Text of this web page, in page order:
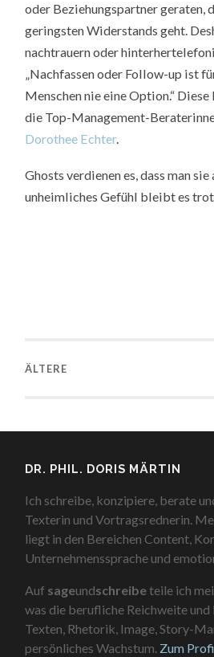
oder Beziehungspartner geraten,
geringsten Widerstands geht.
nachtrauern oder
„Nachfassen oder Follow-up ist
Menschen nie eine Option.“
die Top-Management-
Dorothee Echter.
Ghosts verdienen es, dass man
unheimliches Gefühl bleibt es
ÄLTERE
DR. PHIL. DORIS MÄRTIN
Ich schreibe, konzipiere, berate
Texterin und Vortragsrednerin.
liegt in den Bereichen Content,
Unternehmenssprache und
Auf sageundschreibeteile ich
was die berufliche Reichweite
Texten, Rhetorik, Image, Story-
persönliches Wachstum. Zum